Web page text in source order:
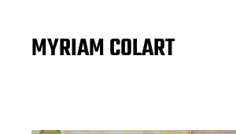
MYRIAM COLART